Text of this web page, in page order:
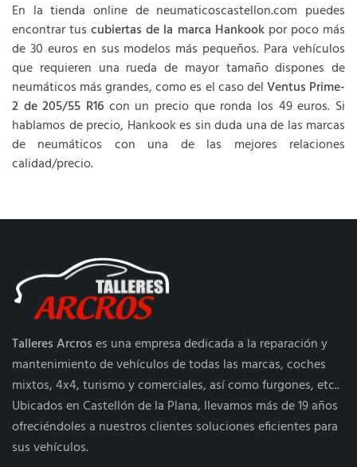
En la tienda online de neumaticoscastellon.com puedes
encontrar tuscubiertas de la marca Hankookpor poco más
de 30 euros en sus modelos más pequeños. Para vehículos
que requieren una rueda de mayor tamaño dispones de
neumáticos más grandes, como es el caso delVentus Prime-
2 de 205/55 R16 con un precio que ronda los 49 euros. Si
hablamos de precio, Hankook es sin duda una de las marcas
de neumáticos con una de las mejores relaciones
calidad/precio.
Talleres Arcroses una empresa dedicada a la reparación y
mantenimiento de vehículos de todas las marcas, coches
mixtos, 4x4, turismo y comerciales, así como furgones, etc..
Ubicados en Castellón de la Plana, llevamos más de 19 años
ofreciéndoles a nuestros clientes soluciones eficientes para
sus vehículos.